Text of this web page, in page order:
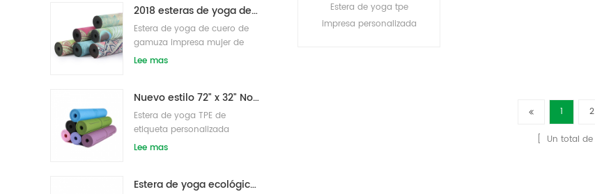
2018 esteras de yoga de gamuza impresas personalizadas de caucho natural de moda al por mayor
Estera de yoga de cuero de
gamuza impresa mujer de
goma natural ecológica
Lee mas
Nuevo estilo 72" x 32" No tóxico, sin látex, sin PVC - Esterilla de yoga 100% TPE
Estera de yoga TPE de
etiqueta personalizada
antideslizante de alta
Lee mas
Estera de yoga ecológica patentada no tóxica TPE al por mayor de China
Estera de yoga tpe
impresa personalizada
1 2
[ Un total de